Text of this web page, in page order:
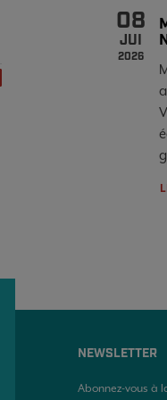
08
JUI
2026
NEWSLETTER
Abonnez-vous à